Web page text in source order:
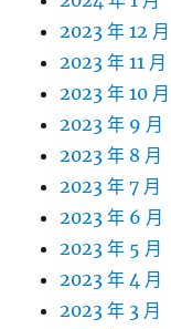
2023 年 12 月
2023 年 11 月
2023 年 10 月
2023 年 9 月
2023 年 8 月
2023 年 7 月
2023 年 6 月
2023 年 5 月
2023 年 4 月
2023 年 3 月